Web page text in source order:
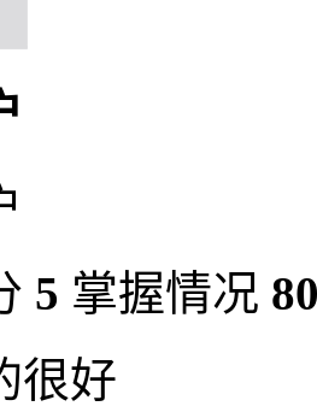
5 掌握情况
很好